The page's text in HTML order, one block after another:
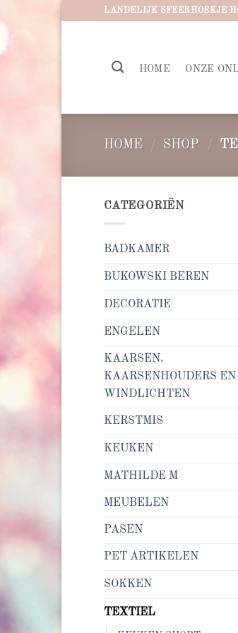
LANDELIJK SFEERHOEKJE
HOME ONZE
HOME / SHOP /
CATEGORIËN
BADKAMER
BUKOWSKI BEREN
DECORATIE
ENGELEN
KAARSEN,
KAARSENHOUDERS EN
WINDLICHTEN
KERSTMIS
KEUKEN
MATHILDE M
MEUBELEN
PASEN
PET ARTIKELEN
SOKKEN
TEXTIEL